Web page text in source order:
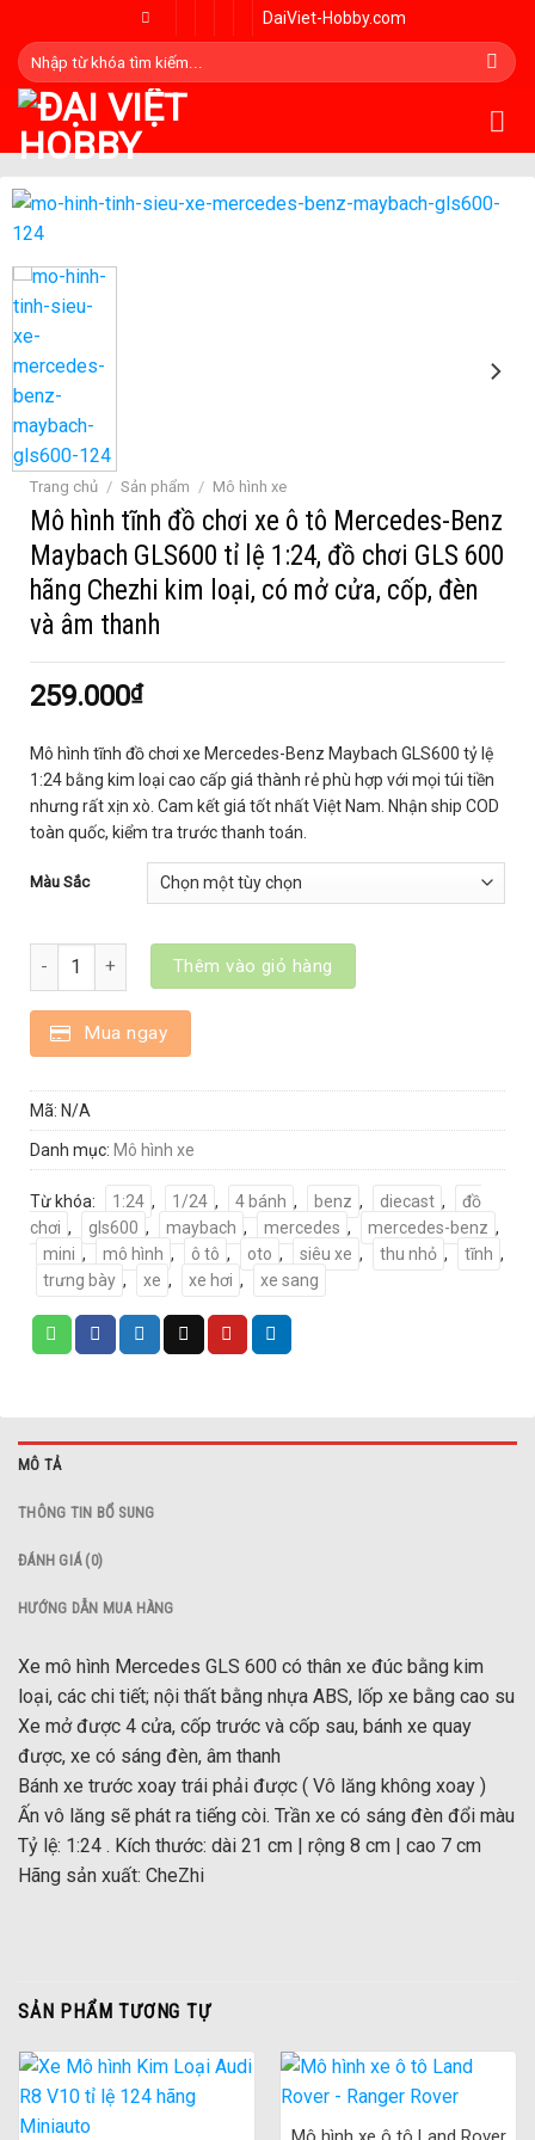
content
DaiViet-Hobby.com
Tìm
kiếm:
Trang chủ / Sản phẩm / Mô hình xe
Mô hình tĩnh đồ chơi xe ô tô Mercedes-Benz
Maybach GLS600 tỉ lệ 1:24, đồ chơi GLS 600
hãng Chezhi kim loại, có mở cửa, cốp, đèn
và âm thanh
259.000₫
Mô hình tĩnh đồ chơi xe Mercedes-Benz Maybach GLS600 tỷ lệ
1:24 bằng kim loại cao cấp giá thành rẻ phù hợp với mọi túi tiền
nhưng rất xịn xò. Cam kết giá tốt nhất Việt Nam. Nhận ship COD
toàn quốc, kiểm tra trước thanh toán.
Màu Sắc
Mô hình tĩnh đồ chơi xe ô tô Mercedes-Benz Maybach GLS600
Thêm vào giỏ hàng
Mua ngay
Mã: N/A
Danh mục: Mô hình xe
Từ khóa: 1:24 , 1/24 , 4 bánh , benz , diecast ,
đồ
chơi , gls600 , maybach , mercedes , mercedes-benz ,
mini , mô hình , ô tô , oto , siêu xe , thu nhỏ , tĩnh ,
trưng bày , xe , xe hơi , xe sang
MÔ TẢ
THÔNG TIN BỔ SUNG
ĐÁNH GIÁ (0)
HƯỚNG DẪN MUA HÀNG
Xe mô hình Mercedes GLS 600 có thân xe đúc bằng kim
loại, các chi tiết; nội thất bằng nhựa ABS, lốp xe bằng cao su
Xe mở được 4 cửa, cốp trước và cốp sau, bánh xe quay
được, xe có sáng đèn, âm thanh
Bánh xe trước xoay trái phải được ( Vô lăng không xoay )
Ấn vô lăng sẽ phát ra tiếng còi. Trần xe có sáng đèn đổi màu
Tỷ lệ: 1:24 . Kích thước: dài 21 cm | rộng 8 cm | cao 7 cm
Hãng sản xuất: CheZhi
SẢN PHẨM TƯƠNG TỰ